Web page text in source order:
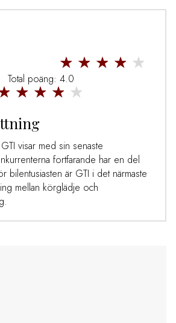
Total poäng: 4.0
visar med sin senaste
fortfarande har en del
bilentusiasten är GTI i det närmaste
mellan körglädje och